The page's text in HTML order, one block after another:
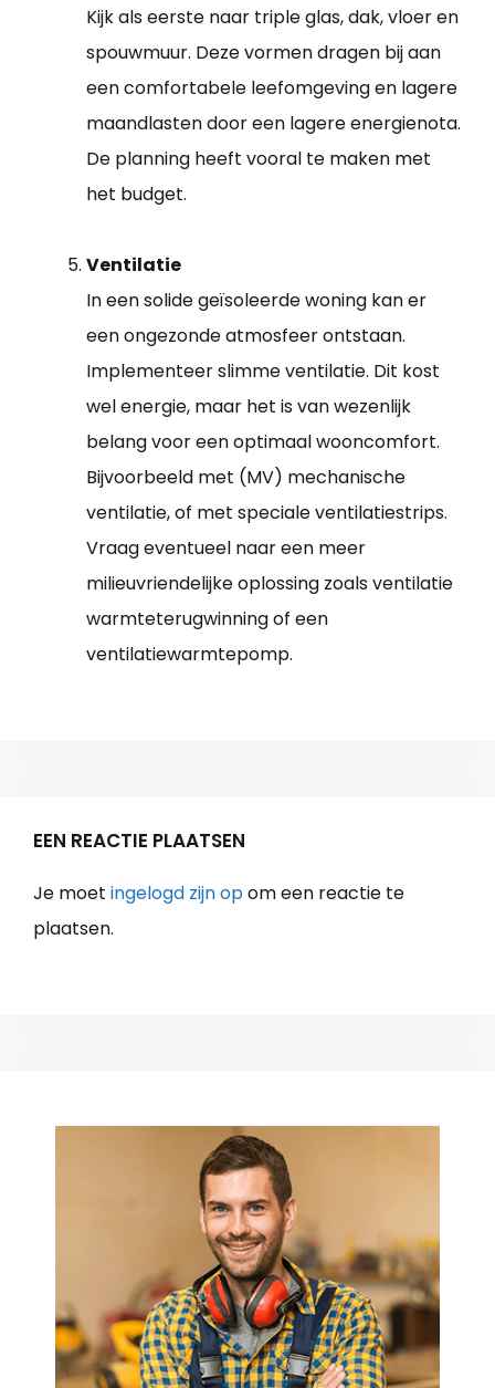
Kijk als eerste naar triple glas, dak, vloer en
spouwmuur. Deze vormen dragen bij aan
een comfortabele leefomgeving en lagere
maandlasten door een lagere energienota.
De planning heeft vooral te maken met
het budget.
Ventilatie
In een solide geïsoleerde woning kan er
een ongezonde atmosfeer ontstaan.
Implementeer slimme ventilatie. Dit kost
wel energie, maar het is van wezenlijk
belang voor een optimaal wooncomfort.
Bijvoorbeeld met (MV) mechanische
ventilatie, of met speciale ventilatiestrips.
Vraag eventueel naar een meer
milieuvriendelijke oplossing zoals ventilatie
warmteterugwinning of een
ventilatiewarmtepomp.
EEN REACTIE PLAATSEN
Je moet ingelogd zijn opom een reactie te
plaatsen.